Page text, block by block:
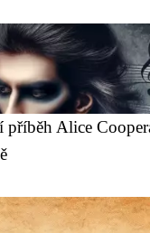
Alice